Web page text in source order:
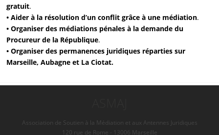
gratuit.
• Aider à la résolution d’un conflit grâce à une médiation.
• Organiser des médiations pénales à la demande du
Procureur de la République.
• Organiser des permanences juridiques réparties sur
Marseille, Aubagne et La Ciotat.
Association de Soutien à la Médiation et aux Antennes Juridiques
120 rue de Rome - 13006 Marseille